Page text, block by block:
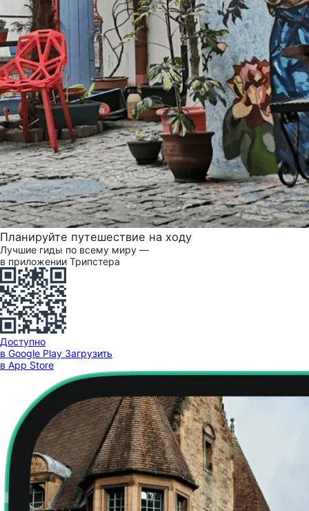
Планируйте путешествие на ходу
Лучшие гиды по всему миру —
в приложении Трипстера
Доступно
в Google Play Загрузить
в App Store